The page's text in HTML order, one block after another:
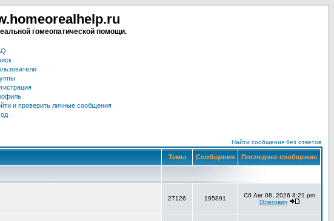
гомеопатической помощи.
и проверить личные сообщения
Найти сообщения без ответов
Темы Сообщения Последнее сообщение
27126 195891
Сб Авг 08, 2026 8:21 pm
Олегович